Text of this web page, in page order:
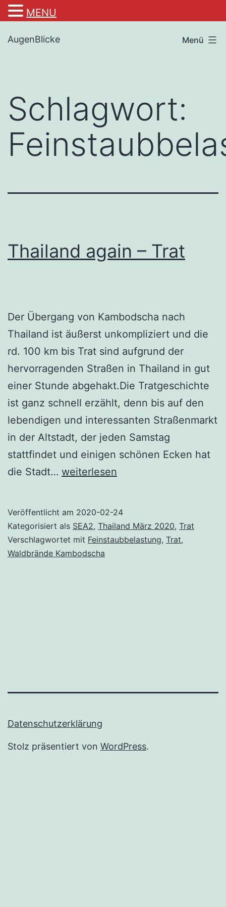
Inhalt
AugenBlicke Menü
Schlagwort:
Thailand again – Trat
Der Übergang von Kambodscha nach
Thailand ist äußerst unkompliziert und die
rd. 100 km bis Trat sind aufgrund der
hervorragenden Straßen in Thailand in gut
einer Stunde abgehakt.Die Tratgeschichte
ist ganz schnell erzählt, denn bis auf den
lebendigen und interessanten Straßenmarkt
in der Altstadt, der jeden Samstag
stattfindet und einigen schönen Ecken hat
die Stadt… Thailand
Trat
weiterlesen
Veröffentlicht am 2020-02-24
Kategorisiert als SEA2, Thailand März 2020, Trat
Verschlagwortet mit Feinstaubbelastung, Trat,
Waldbrände Kambodscha
Datenschutzerklärung
Stolz präsentiert von WordPress.
MENU